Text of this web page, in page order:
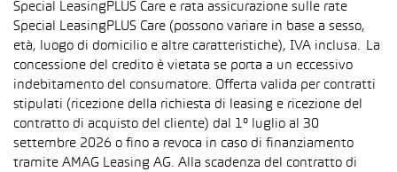
Special LeasingPLUS Care e rata assicurazione sulle rate
Special LeasingPLUS Care (possono variare in base a sesso,
età, luogo di domicilio e altre caratteristiche), IVA inclusa. La
concessione del credito è vietata se porta a un eccessivo
indebitamento del consumatore. Offerta valida per contratti
stipulati (ricezione della richiesta di leasing e ricezione del
contratto di acquisto del cliente) dal 1° luglio al 30
settembre 2026 o fino a revoca in caso di finanziamento
tramite AMAG Leasing AG. Alla scadenza del contratto di